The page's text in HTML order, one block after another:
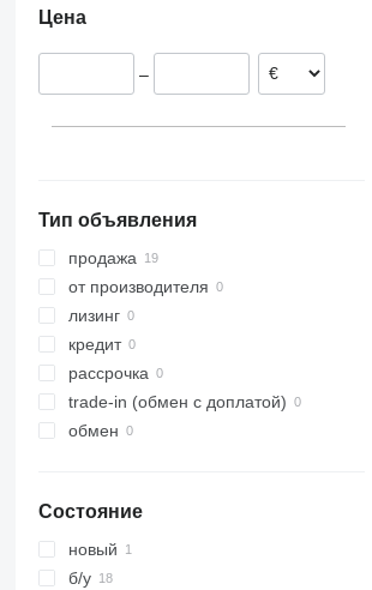
Эстония
Испания
Цена
–
Тип объявления
продажа
от производителя
лизинг
кредит
рассрочка
trade-in (обмен с доплатой)
обмен
Состояние
новый
б/у